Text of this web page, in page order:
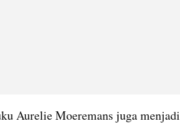
Aurelie Moeremans juga menjadi